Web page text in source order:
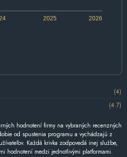
2026
2025
(4)
(4.7)
hodnotení firmy na vybraných recenzných
od spustenia programu a vychádzajú z
Každá krivka zodpovedá inej službe,
hodnotení medzi jednotlivými platformami.